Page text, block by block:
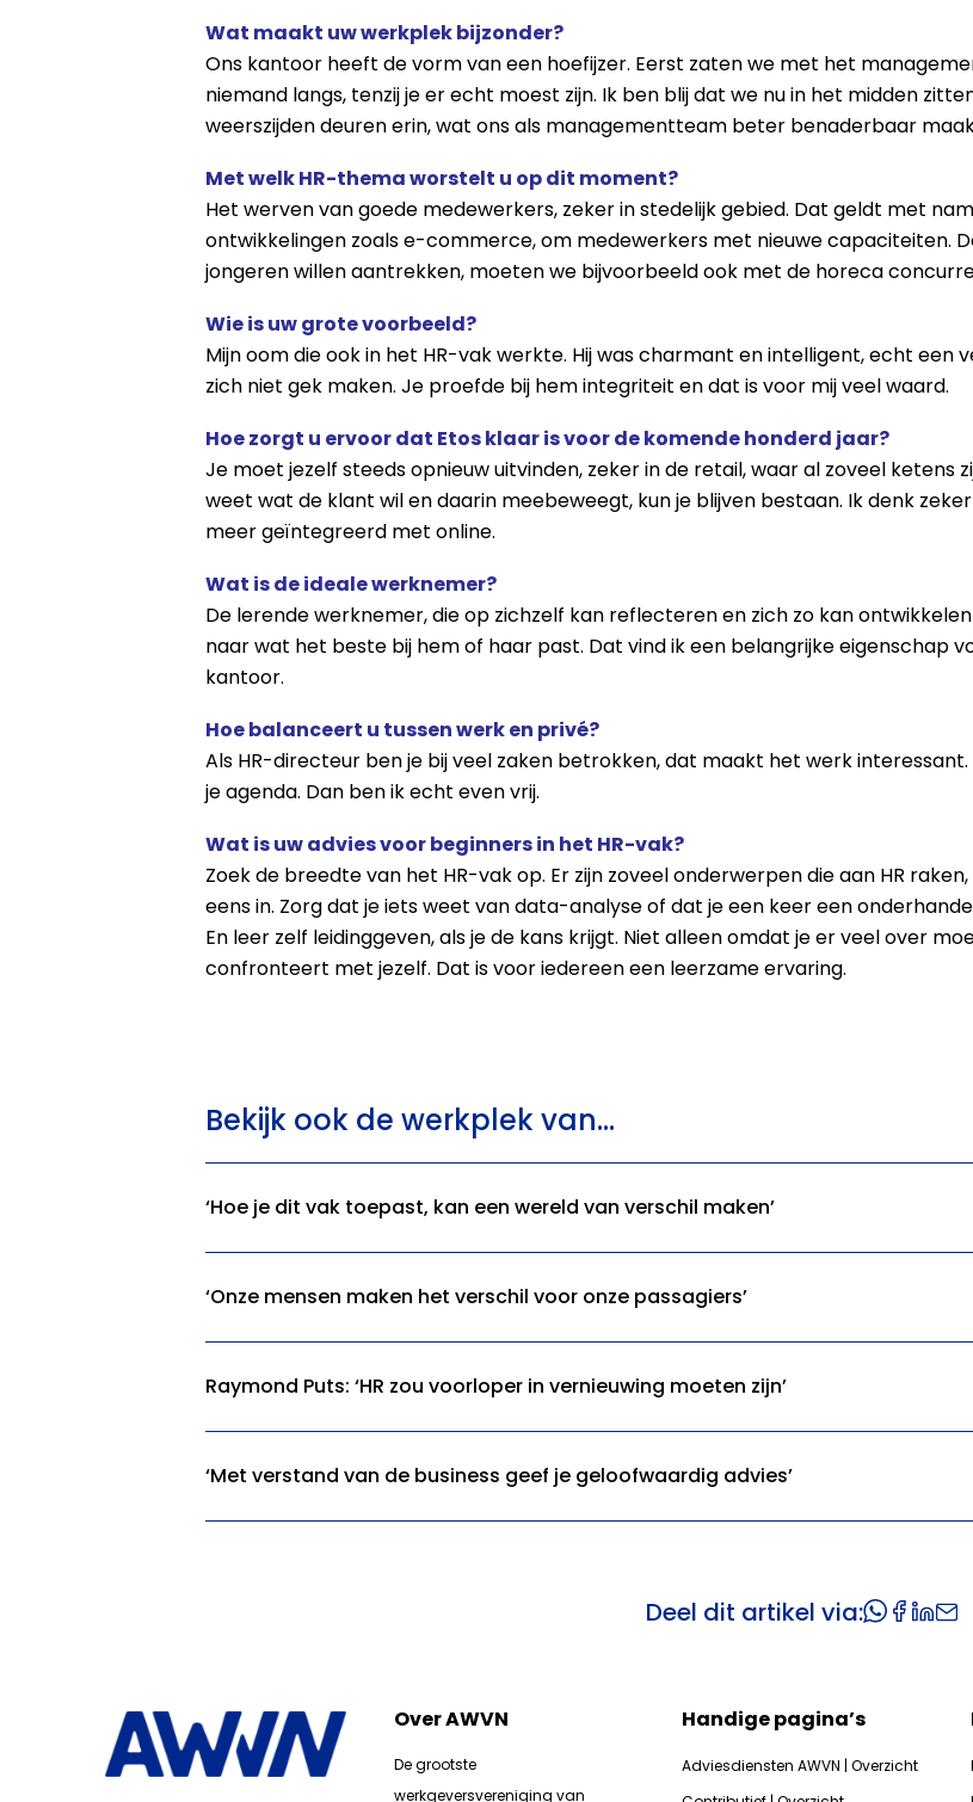
Wat maakt uw werkplek bijzonder?
Ons kantoor heeft de vorm van een hoefijzer. Eerst zaten we met het
niemand langs, tenzij je er echt moest zijn. Ik ben blij dat we nu in het midden
weerszijden deuren erin, wat ons als managementteam beter benaderbaar
Met welk HR-thema worstelt u op dit moment?
Het werven van goede medewerkers, zeker in stedelijk gebied. Dat geldt met
ontwikkelingen zoals e-commerce, om medewerkers met nieuwe capaciteiten.
jongeren willen aantrekken, moeten we bijvoorbeeld ook met de horeca
Wie is uw grote voorbeeld?
Mijn oom die ook in het HR-vak werkte. Hij was charmant en intelligent, echt een
zich niet gek maken. Je proefde bij hem integriteit en dat is voor mij veel waard.
Hoe zorgt u ervoor dat Etos klaar is voor de komende honderd jaar?
Je moet jezelf steeds opnieuw uitvinden, zeker in de retail, waar al zoveel ketens
weet wat de klant wil en daarin meebeweegt, kun je blijven bestaan. Ik denk
meer geïntegreerd met online.
Wat is de ideale werknemer?
De lerende werknemer, die op zichzelf kan reflecteren en zich zo kan
naar wat het beste bij hem of haar past. Dat vind ik een belangrijke eigenschap
kantoor.
Hoe balanceert u tussen werk en privé?
Als HR-directeur ben je bij veel zaken betrokken, dat maakt het werk
je agenda. Dan ben ik echt even vrij.
Wat is uw advies voor beginners in het HR-vak?
Zoek de breedte van het HR-vak op. Er zijn zoveel onderwerpen die aan HR
eens in. Zorg dat je iets weet van data-analyse of dat je een keer een
En leer zelf leidinggeven, als je de kans krijgt. Niet alleen omdat je er veel over
confronteert met jezelf. Dat is voor iedereen een leerzame ervaring.
Bekijk ook de werkplek van...
‘Hoe je dit vak toepast, kan een wereld van verschil maken’
‘Onze mensen maken het verschil voor onze passagiers’
Raymond Puts: ‘HR zou voorloper in vernieuwing moeten zijn’
‘Met verstand van de business geef je geloofwaardig advies’
Deel dit artikel via:
Over AWVN
De grootste
werkgeversvereniging van
Handige pagina’s
Adviesdiensten AWVN | Overzicht